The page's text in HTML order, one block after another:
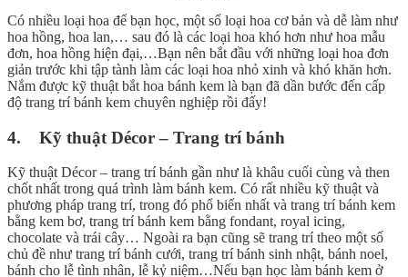
Có nhiều loại hoa để bạn học, một số loại hoa cơ bản và dễ làm như
hoa hồng, hoa lan,… sau đó là các loại hoa khó hơn như hoa mẫu
đơn, hoa hồng hiện đại,…Bạn nên bắt đầu với những loại hoa đơn
giản trước khi tập tành làm các loại hoa nhỏ xinh và khó khăn hơn.
Nắm được kỹ thuật bắt hoa bánh kem là bạn đã dần bước đến cấp
độ trang trí bánh kem chuyên nghiệp rồi đấy!
4. Kỹ thuật Décor – Trang trí bánh
Kỹ thuật Décor – trang trí bánh gần như là khâu cuối cùng và then
chốt nhất trong quá trình làm bánh kem. Có rất nhiều kỹ thuật và
phương pháp trang trí, trong đó phổ biến nhất và trang trí bánh kem
bằng kem bơ, trang trí bánh kem bằng fondant, royal icing,
chocolate và trái cây… Ngoài ra bạn cũng sẽ trang trí theo một số
chủ đề như trang trí bánh cưới, trang trí bánh sinh nhật, bánh noel,
bánh cho lễ tình nhân, lễ kỷ niệm…Nếu bạn học làm bánh kem ở